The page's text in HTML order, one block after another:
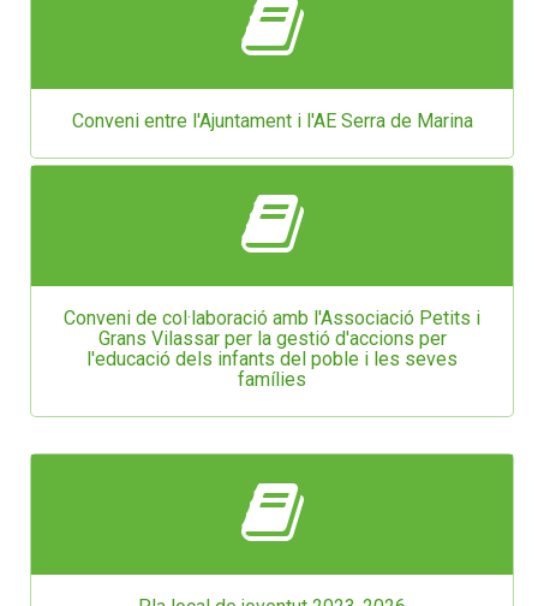
Conveni entre l'Ajuntament i l'AE Serra de Marina
Conveni de col·laboració amb l'Associació Petits i
Grans Vilassar per la gestió d'accions per
l'educació dels infants del poble i les seves
famílies